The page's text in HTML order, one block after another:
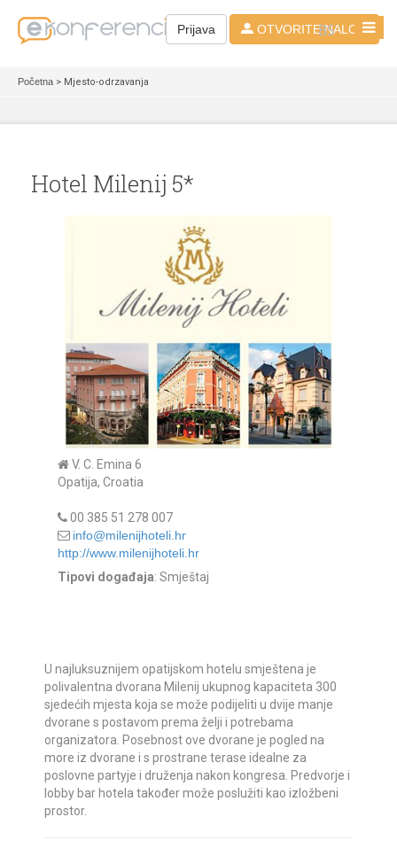
Prijava OTVORITE NALOG
BS
Početna > Mjesto-odrzavanja
Hotel Milenij 5*
V. C. Emina 6
Opatija, Croatia
00 385 51 278 007
info@milenijhoteli.hr
http://www.milenijhoteli.hr
Tipovi događaja: Smještaj
U najluksuznijem opatijskom hotelu smještena je
polivalentna dvorana Milenij ukupnog kapaciteta 300
sjedećih mjesta koja se može podijeliti u dvije manje
dvorane s postavom prema želji i potrebama
organizatora. Posebnost ove dvorane je pogled na
more iz dvorane i s prostrane terase idealne za
poslovne partyje i druženja nakon kongresa. Predvorje i
lobby bar hotela također može poslužiti kao izložbeni
prostor.